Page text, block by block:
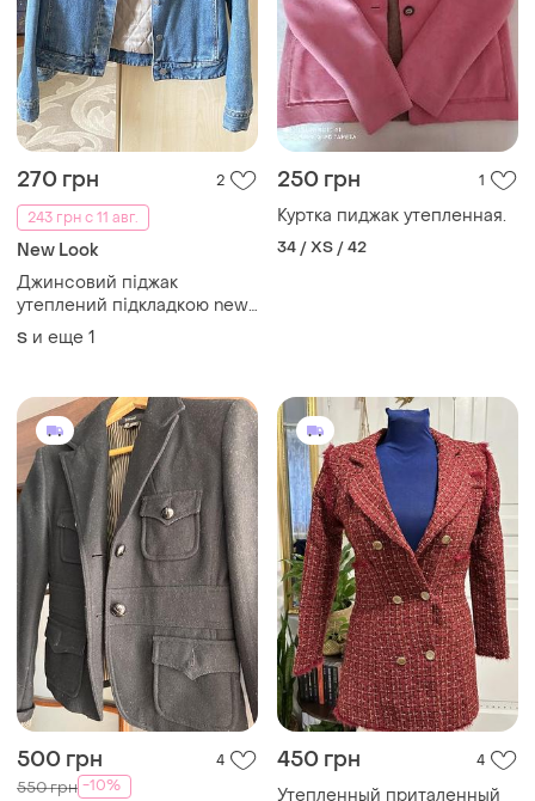
270 грн
2
243 грн с 11 авг.
New Look
Джинсовий піджак
утеплений підкладкою new
look
S и еще 1
250 грн 1
Куртка пиджак утепленная.
34 / XS / 42
500 грн 4
550 грн -10%
450 грн 4
Утепленный приталенный